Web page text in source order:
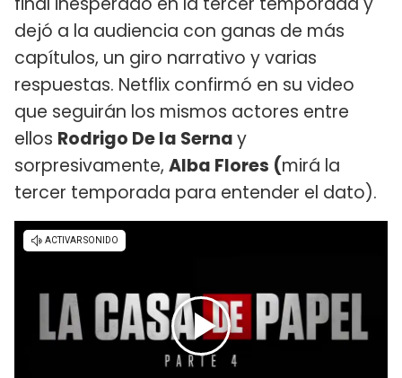
dejó a la audiencia con ganas de más
capítulos, un giro narrativo y varias
respuestas. Netflix confirmó en su video
que seguirán los mismos actores entre
ellos Rodrigo De la Sernay
sorpresivamente, Alba Flores (mirá la
tercer temporada para entender el dato).